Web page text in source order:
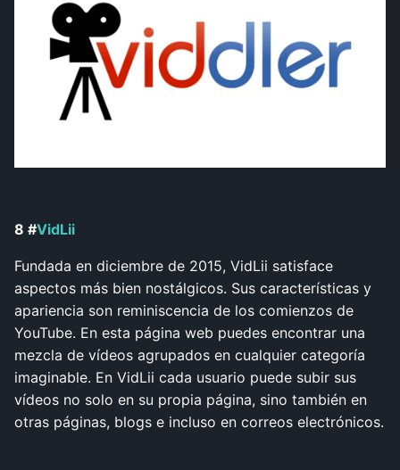
8 #VidLii
Fundada en diciembre de 2015, VidLii satisface
aspectos más bien nostálgicos. Sus características y
apariencia son reminiscencia de los comienzos de
YouTube. En esta página web puedes encontrar una
mezcla de vídeos agrupados en cualquier categoría
imaginable. En VidLii cada usuario puede subir sus
vídeos no solo en su propia página, sino también en
otras páginas, blogs e incluso en correos electrónicos.